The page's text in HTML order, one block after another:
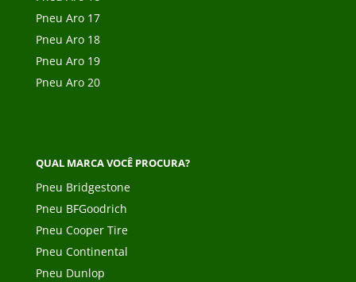
Pneu Aro 17
Pneu Aro 18
Pneu Aro 19
Pneu Aro 20
QUAL MARCA VOCÊ PROCURA?
Pneu Bridgestone
Pneu BFGoodrich
Pneu Cooper Tire
Pneu Continental
Pneu Dunlop